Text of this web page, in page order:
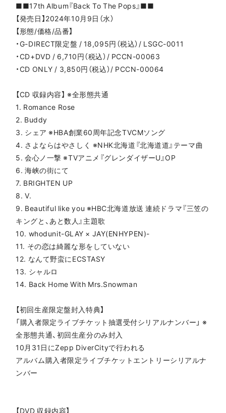
■■17th Album『Back To The Pops』■■
【発売日】2024年10月9日（水）
【形態/価格/品番】
・G-DIRECT限定盤 / 18,095円（税込）/ LSGC-0011
・CD+DVD / 6,710円（税込）/ PCCN-00063
・CD ONLY / 3,850円（税込）/ PCCN-00064
【CD 収録内容】 ※全形態共通
1. Romance Rose
2. Buddy
3. シェア ※HBA創業60周年記念TVCMソング
4. さよならはやさしく ※NHK北海道『北海道道』テーマ曲
5. 会心ノ一撃 ※TVアニメ『グレンダイザーU』OP
6. 海峡の街にて
7. BRIGHTEN UP
8. V.
9. Beautiful like you ※HBC北海道放送 連続ドラマ『三笠の
キングと、あと数人』主題歌
10. whodunit-GLAY × JAY(ENHYPEN)-
11. その恋は綺麗な形をしていない
12. なんて野蛮にECSTASY
13. シャルロ
14. Back Home With Mrs.Snowman
【初回生産限定盤封入特典】
「購入者限定ライブチケット抽選受付シリアルナンバー」 ※
全形態共通、初回生産分のみ封入
10月31日にZepp DiverCityで行われる
アルバム購入者限定ライブチケットエントリーシリアルナ
ンバー
【DVD 収録内容】